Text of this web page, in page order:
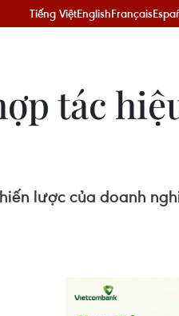
Tiếng ViệtEnglishFrançais
tác
lược của doanh